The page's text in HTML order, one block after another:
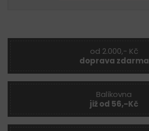
od 2.000,- Kč
doprava zdarma
Balíkovna
již od 56,-Kč